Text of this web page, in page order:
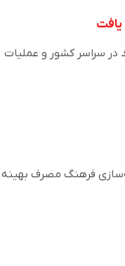
خورشیدی جدید در سراسر کشور و عملیات
فرهنگ مصرف بهینه